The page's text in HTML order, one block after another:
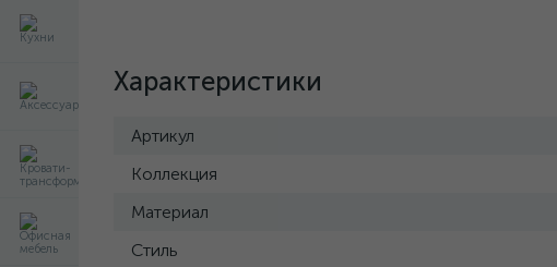
Характеристики
Артикул
Коллекция
Материал
Стиль